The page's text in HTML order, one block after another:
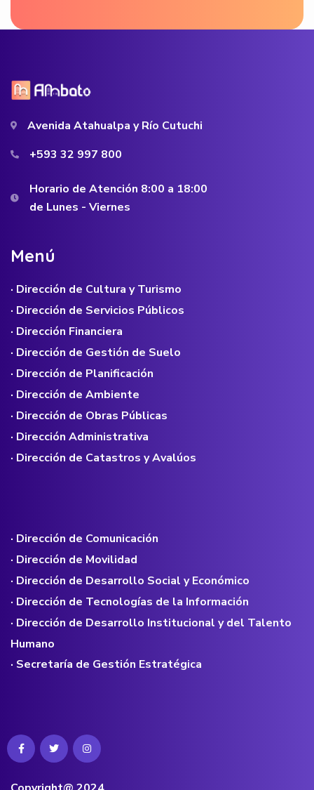
Avenida Atahualpa y Río Cutuchi
+593 32 997 800
Horario de Atención 8:00 a 18:00
de Lunes - Viernes
Menú
· Dirección de Cultura y Turismo
· Dirección de Servicios Públicos
· Dirección Financiera
· Dirección de Gestión de Suelo
· Dirección de Planificación
· Dirección de Ambiente
· Dirección de Obras Públicas
· Dirección Administrativa
· Dirección de Catastros y Avalúos
· Dirección de Comunicación
· Dirección de Movilidad
· Dirección de Desarrollo Social y Económico
· Dirección de Tecnologías de la Información
· Dirección de Desarrollo Institucional y del Talento
Humano
· Secretaría de Gestión Estratégica